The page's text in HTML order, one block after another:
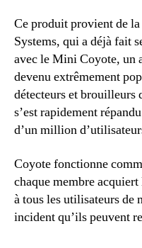
Ce produit provient de
Systems, qui a déjà fait
avec le Mini Coyote, un
devenu extrêmement
détecteurs et brouilleurs
s’est rapidement
d’un million
Coyote fonctionne
chaque membre
à tous les utilisateurs de
incident qu’ils peuvent